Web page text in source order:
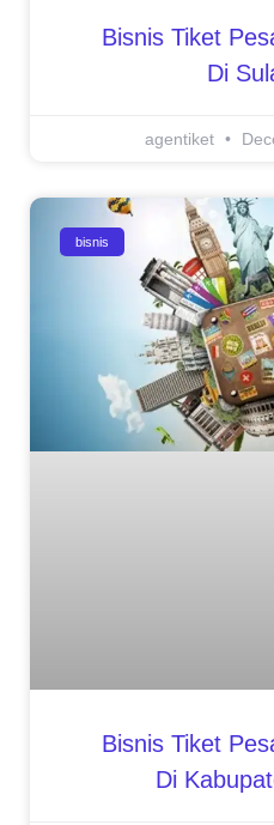
Bisnis Tiket
Di
agentiket
bisnis
Bisnis Tiket
Di